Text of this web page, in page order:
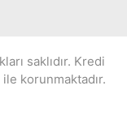
saklıdır. Kredi
korunmaktadır.